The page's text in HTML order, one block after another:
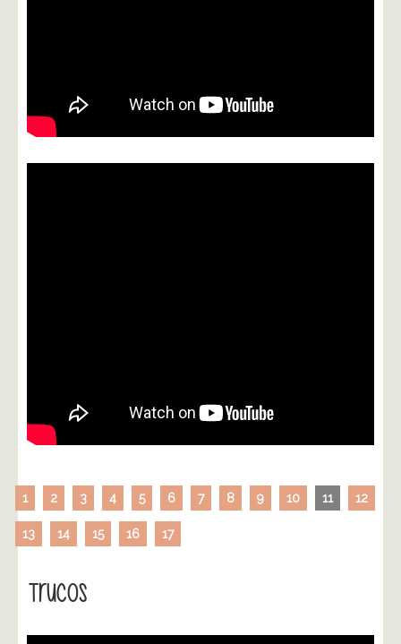
1 2 3 4 5 6 7 8 9 10 11 12
13 14 15 16 17
Trucos